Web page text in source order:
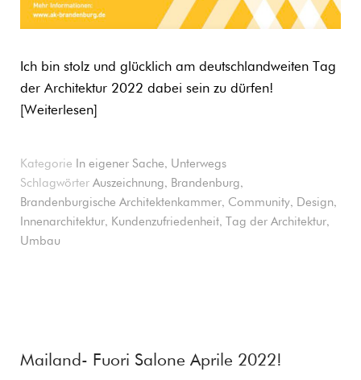
Ich bin stolz und glücklich am deutschlandweiten Tag
der Architektur 2022 dabei sein zu dürfen!
Weiterlesen
Kategorie In eigener Sache, Unterwegs
Schlagwörter Auszeichnung, Brandenburg,
Brandenburgische Architektenkammer, Community, Design,
Innenarchitektur, Kundenzufriedenheit, Tag der Architektur,
Umbau
Mailand- Fuori Salone Aprile 2022!